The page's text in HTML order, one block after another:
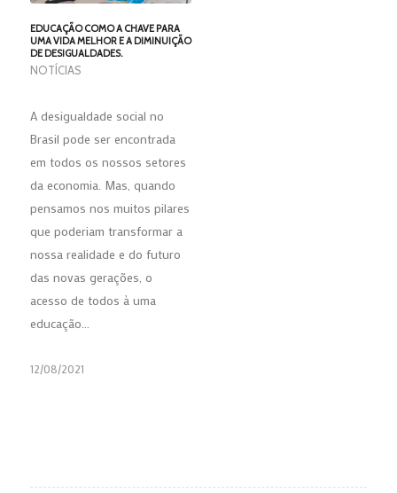
EDUCAÇÃO COMO A CHAVE PARA
UMA VIDA MELHOR E A DIMINUIÇÃO
DE DESIGUALDADES.
NOTÍCIAS
A desigualdade social no
Brasil pode ser encontrada
em todos os nossos setores
da economia. Mas, quando
pensamos nos muitos pilares
que poderiam transformar a
nossa realidade e do futuro
das novas gerações, o
acesso de todos à uma
educação…
12/08/2021